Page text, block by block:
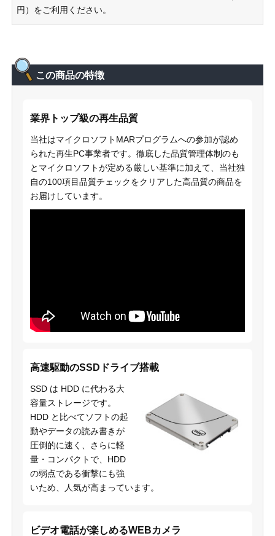
円）をご利用ください。
この商品の特徴
業界トップ級の再生品質
当社はマイクロソフトMARプログラムへの参加が認め
られた再生PC事業者です。徹底した品質管理体制のも
とマイクロソフトが定める厳しい基準に加えて、当社独
自の100項目品質チェックをクリアした高品質の商品を
お届けしています。
高速駆動のSSDドライブ搭載
SSD は HDD に代わる大
容量ストレージです。
HDD と比べてソフトの起
動やデータの読み書きが
圧倒的に速く、さらに軽
量・コンパクトで、HDD
の弱点である衝撃にも強
いため、人気が高まっています。
ビデオ電話が楽しめるWEBカメラ